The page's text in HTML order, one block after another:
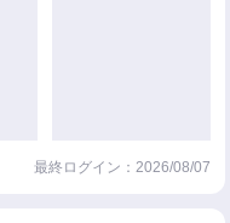
最終ログイン：2026/08/07